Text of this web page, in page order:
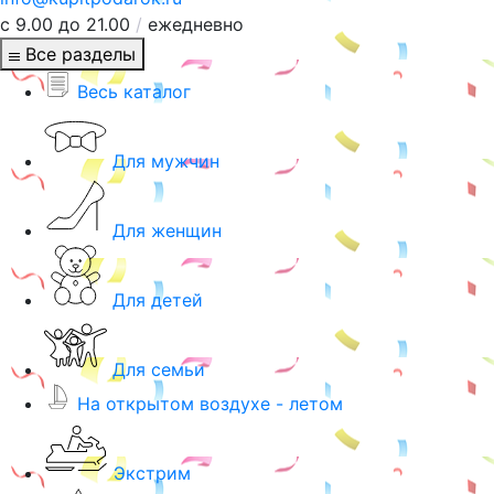
с 9.00 до 21.00 / ежедневно
Все разделы
Весь каталог
Для мужчин
Для женщин
Для детей
Для семьи
На открытом воздухе - летом
Экстрим